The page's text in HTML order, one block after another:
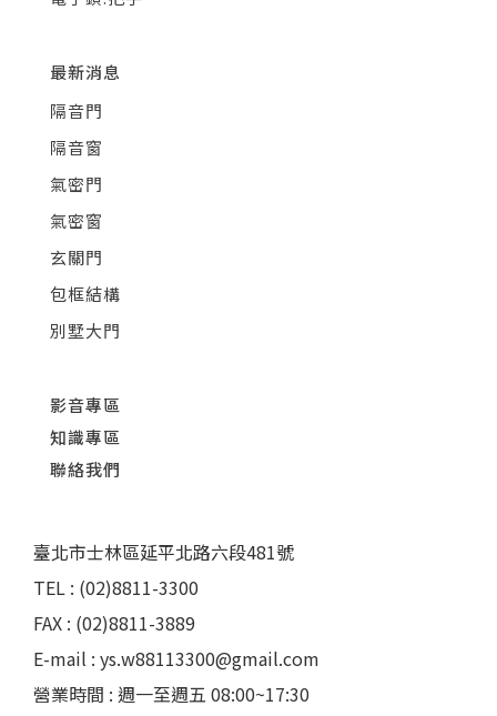
最新消息
隔音門
隔音窗
氣密門
氣密窗
玄關門
包框結構
別墅大門
影音專區
知識專區
聯絡我們
臺北市士林區延平北路六段481號
TEL : (02)8811-3300
FAX : (02)8811-3889
E-mail : ys.w88113300@gmail.com
營業時間 : 週一至週五 08:00~17:30